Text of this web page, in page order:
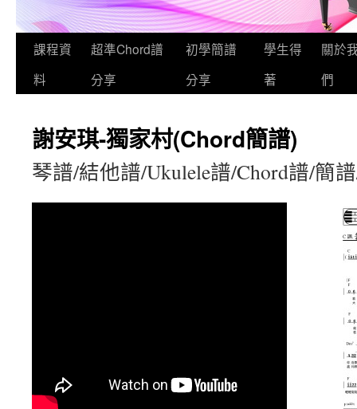
課程資
料
超準Chord譜
分享
初學簡譜
分享
學生得
著
關於
們
謝安琪-獨家村(Chord簡譜)
琴譜/結他譜/Ukulele譜/Chord譜/簡